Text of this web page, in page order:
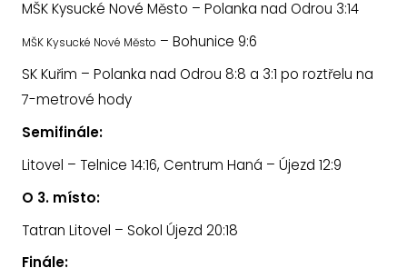
MŠK Kysucké Nové Město – Polanka nad Odrou 3:14
MŠK Kysucké Nové Město – Bohunice 9:6
SK Kuřim – Polanka nad Odrou 8:8 a 3:1 po roztřelu na
7-metrové hody
Semifinále:
Litovel – Telnice 14:16, Centrum Haná – Újezd 12:9
O 3. místo:
Tatran Litovel – Sokol Újezd 20:18
Finále: